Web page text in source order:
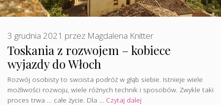
Toskania z rozwojem – kobiece
wyjazdy do Włoch
3 grudnia 2021 przez Magdalena Knitter
Rozwój osobisty to swoista podróż w głąb siebie. Istnieje wiele
możliwości rozwoju, wiele różnych technik i sposobów. Zwykle taki
proces trwa … całe życie. Dla … Czytaj dalej